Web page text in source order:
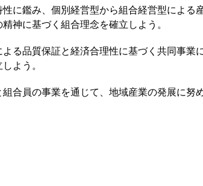
に鑑み、個別経営型から組合経営型による
神に基づく組合理念を確立しよう。
る品質保証と経済合理性に基づく共同事業
よう。
合員の事業を通じて、地域産業の発展に努